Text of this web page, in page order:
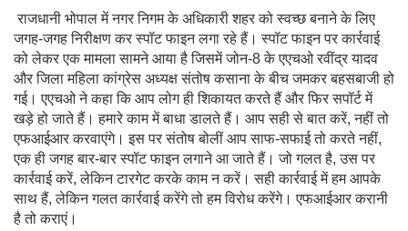
राजधानी भोपाल में नगर निगम के अधिकारी शहर को स्वच्छ बनाने के लिए
जगह-जगह निरीक्षण कर स्पॉट फाइन लगा रहे हैं। स्पॉट फाइन पर कार्रवाई
को लेकर एक मामला सामने आया है जिसमें जोन-8 के एएचओ रवींद्र यादव
और जिला महिला कांग्रेस अध्यक्ष संतोष कसाना के बीच जमकर बहसबाजी हो
गई। एएचओ ने कहा कि आप लोग ही शिकायत करते हैं और फिर सपॉर्ट में
खड़े हो जाते हैं। हमारे काम में बाधा डालते हैं। आप सही से बात करें, नहीं तो
एफआईआर करवाएंगे। इस पर संतोष बोलीं आप साफ-सफाई तो करते नहीं,
एक ही जगह बार-बार स्पॉट फाइन लगाने आ जाते हैं। जो गलत है, उस पर
कार्रवाई करें, लेकिन टारगेट करके काम न करें। सही कार्रवाई में हम आपके
साथ हैं, लेकिन गलत कार्रवाई करेंगे तो हम विरोध करेंगे। एफआईआर करानी
है तो कराएं।